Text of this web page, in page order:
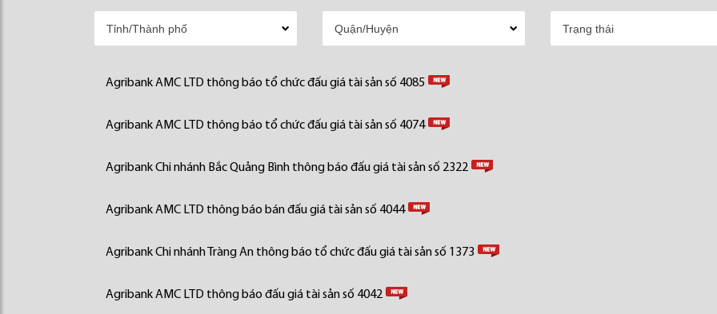
Agribank AMC LTD thông báo tổ chức đấu giá tài sản số 4085
Agribank AMC LTD thông báo tổ chức đấu giá tài sản số 4074
Agribank Chi nhánh Bắc Quảng Bình thông báo đấu giá tài sản số 2322
Agribank AMC LTD thông báo bán đấu giá tài sản số 4044
Agribank Chi nhánh Tràng An thông báo tổ chức đấu giá tài sản số 1373
Agribank AMC LTD thông báo đấu giá tài sản số 4042